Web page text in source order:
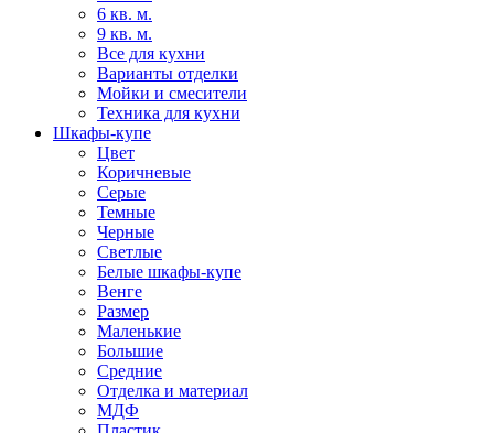
6 кв. м.
9 кв. м.
Все для кухни
Варианты отделки
Мойки и смесители
Техника для кухни
Шкафы-купе
Цвет
Коричневые
Серые
Темные
Черные
Светлые
Белые шкафы-купе
Венге
Размер
Маленькие
Большие
Средние
Отделка и материал
МДФ